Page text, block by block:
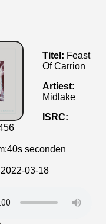
Titel: Feast
Of Carrion
Artiest:
Midlake
ISRC:
seconden
2022-03-18